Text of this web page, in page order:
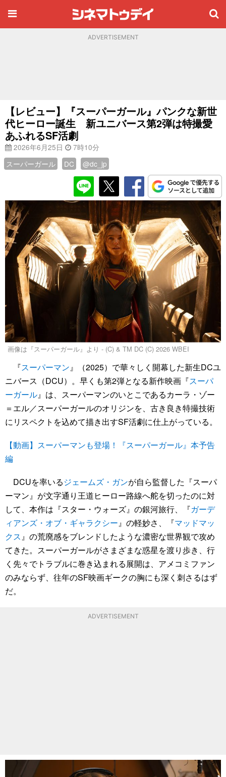
ADVERTISEMENT
【レビュー】『スーパーガール』パンクな新世
代ヒーロー誕生 新ユニバース第2弾は特撮愛
あふれるSF活劇
2026年6月25日
7時10分
スーパーガール
DC @dc_jp
画像は『スーパーガール』より - (C) & TM DC (C) 2026 WBEI
『スーパーマン』（2025）で華々しく開幕した新生DCユ
ニバース（DCU）。早くも第2弾となる新作映画『スーパ
ーガール』は、スーパーマンのいとこであるカーラ・ゾー
＝エル／スーパーガールのオリジンを、古き良き特撮技術
にリスペクトを込めて描き出すSF活劇に仕上がっている。
【動画】スーパーマンも登場！『スーパーガール』本予告
編
DCUを率いるジェームズ・ガンが自ら監督した『スーパ
ーマン』が文字通り王道ヒーロー路線へ舵を切ったのに対
して、本作は『スター・ウォーズ』の銀河旅行、『ガーデ
ィアンズ・オブ・ギャラクシー』の軽妙さ、『マッドマッ
クス』の荒廃感をブレンドしたような濃密な世界観で攻め
てきた。スーパーガールがさまざまな惑星を渡り歩き、行
く先々でトラブルに巻き込まれる展開は、アメコミファン
のみならず、往年のSF映画ギークの胸にも深く刺さるはず
だ。
ADVERTISEMENT